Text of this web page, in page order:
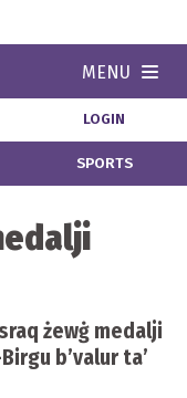
MENU
LOGIN
SPORTS
żewġ medalji
b’valur ta’